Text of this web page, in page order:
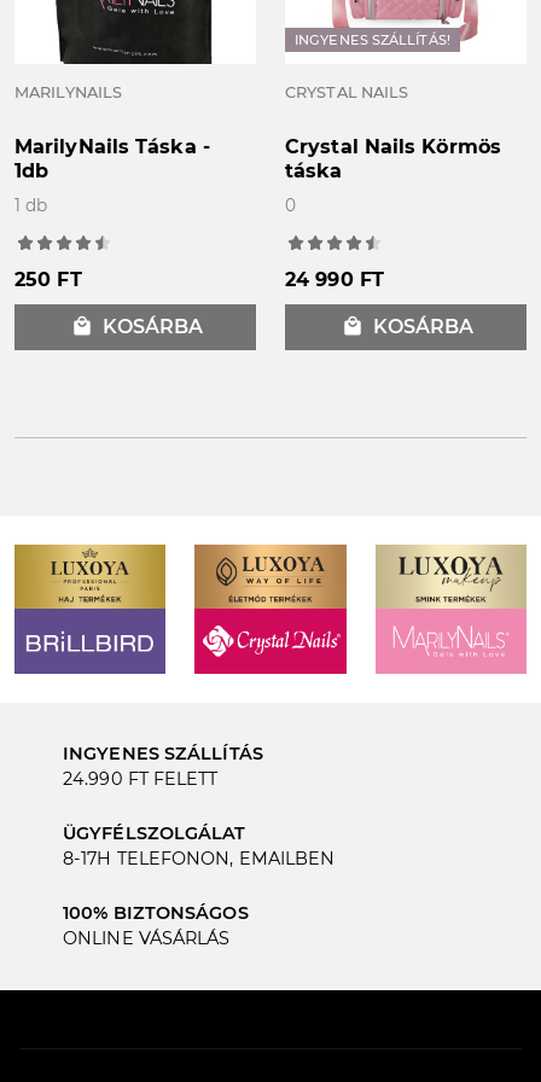
MARILYNAILS
MarilyNails Táska -
1db
1 db
250 FT
local_mall KOSÁRBA
INGYENES SZÁLLÍTÁS!
CRYSTAL NAILS
Crystal Nails Körmös
táska
0
24 990 FT
local_mall KOSÁRBA
INGYENES SZÁLLÍTÁS
24.990 FT FELETT
ÜGYFÉLSZOLGÁLAT
8-17H TELEFONON, EMAILBEN
100% BIZTONSÁGOS
ONLINE VÁSÁRLÁS